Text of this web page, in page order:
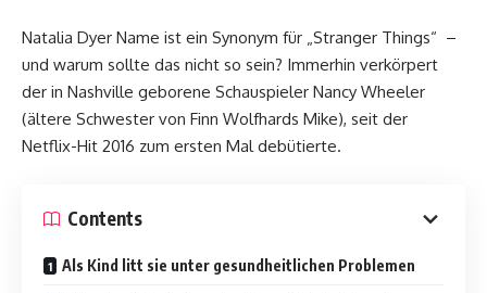
Natalia Dyer Name ist ein Synonym für „Stranger Things“ –
und warum sollte das nicht so sein? Immerhin verkörpert
der in Nashville geborene Schauspieler Nancy Wheeler
(ältere Schwester von Finn Wolfhards Mike), seit der
Netflix-Hit 2016 zum ersten Mal debütierte.
Contents
Als Kind litt sie unter gesundheitlichen Problemen